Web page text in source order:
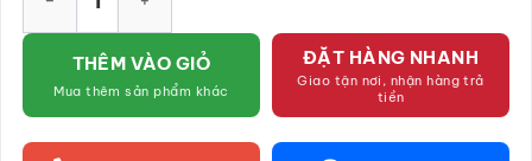
THÊM VÀO GIỎ
Mua thêm sản phẩm khác
ĐẶT HÀNG NHANH
Giao tận nơi, nhận hàng trả
tiền